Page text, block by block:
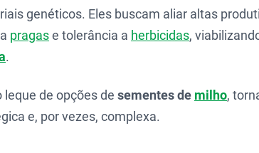
genéticos. Eles buscam aliar altas
pragase tolerância a herbicidas,
.
de opções de sementes de milho,
e, por vezes, complexa.